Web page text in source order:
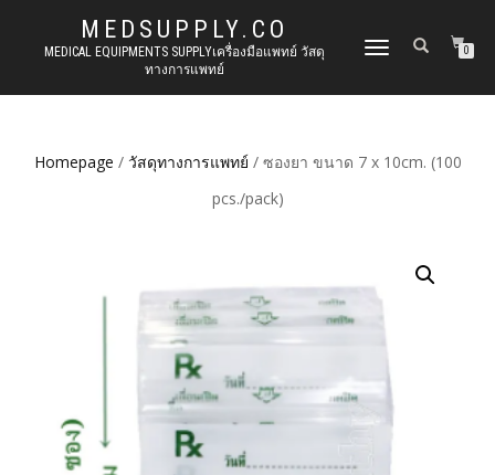
MEDSUPPLY.CO
MEDICAL EQUIPMENTS SUPPLYเครื่องมือแพทย์ วัสดุ
ทางการแพทย์
TOGGLE
0
Homepage / วัสดุทางการแพทย์ / ซองยา ขนาด 7 x 10cm. (100
pcs./pack)